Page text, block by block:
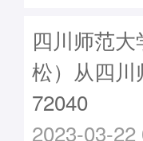
四川师范
松）从四
72040
2023-03-22